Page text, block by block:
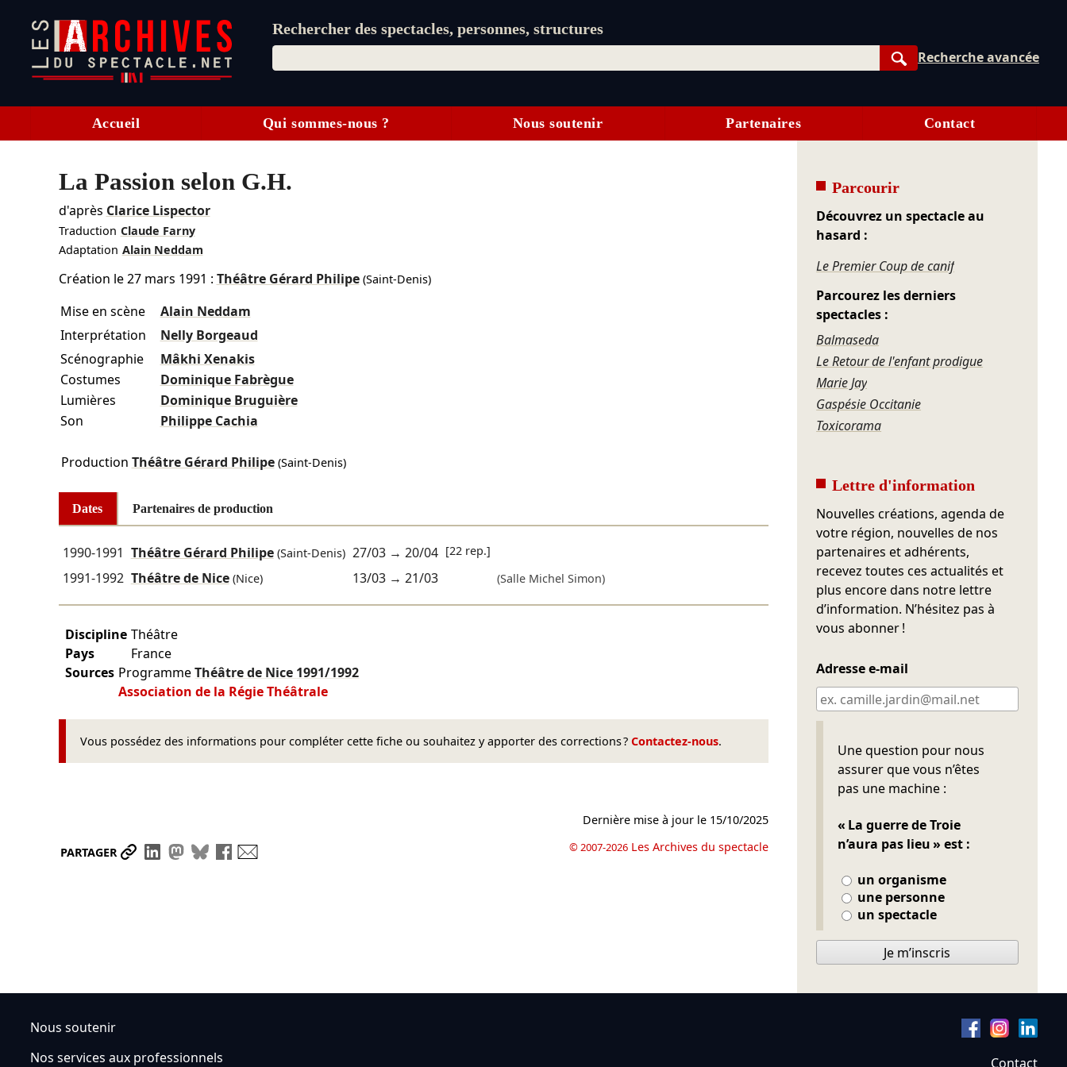
Rechercher des spectacles, personnes, structures
Rechercher
Recherche avancée
Accueil Qui sommes-nous ? Nous soutenir Partenaires Contact
La Passion selon G.H.
d'après Clarice Lispector
Traduction Claude Farny
Adaptation Alain Neddam
Création le27 mars 1991 : Théâtre Gérard Philipe(Saint-Denis)
Mise en scène
Alain Neddam
Interprétation
Nelly Borgeaud
Scénographie
Mâkhi Xenakis
Costumes
Dominique Fabrègue
Lumières
Dominique Bruguière
Son
Philippe Cachia
Production Théâtre Gérard Philipe(Saint-Denis)
Dates Partenaires de production
1990-1991 Théâtre Gérard Philipe(Saint-Denis) 27/03→ 20/04 [22 rep.]
1991-1992 Théâtre de Nice(Nice) 13/03→ 21/03 (Salle Michel Simon)
Discipline Théâtre
Pays
France
Sources ProgrammeThéâtre de Nice 1991/1992
Association de la Régie Théâtrale
Vous possédez des informations pour compléter cette fiche ou souhaitez y apporter des corrections ? Contactez-nous.
PARTAGER Partager le lien
Partager sur LinkedIn
Partager sur Mastodon
Partager sur Bluesky
Partager sur Facebook
Dernière mise à jour le 15/10/2025
© 2007-2026 Les Archives du spectacle
Parcourir
Découvrez un spectacle au
hasard :
Le Premier Coup de canif
Parcourez les derniers
spectacles :
Balmaseda
Le Retour de l'enfant prodigue
Marie Jay
Gaspésie Occitanie
Toxicorama
Lettre d'information
Nouvelles créations, agenda de
votre région, nouvelles de nos
partenaires et adhérents,
recevez toutes ces actualités et
plus encore dans notre lettre
d’information. N’hésitez pas à
vous abonner !
Adresse e-mail
Une question pour nous
assurer que vous n’êtes
pas une machine :
« La guerre de Troie
n’aura pas lieu » est :
un organisme
une personne
un spectacle
Ne pas remplir
Je m’inscris
Nous soutenir
Nos services aux professionnels
Contact